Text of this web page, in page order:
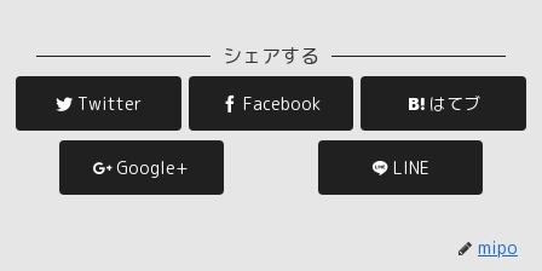
シェアする
Twitter Facebook はてブ
Google+ LINE
mipo